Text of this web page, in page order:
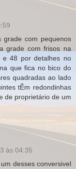
com pequenos
grade com frisos na
e 48 por detalhes no
que fica no bico do
quadradas ao lado
tÊm redondinhas
de proprietário de um
às 04:35
desses conversivel